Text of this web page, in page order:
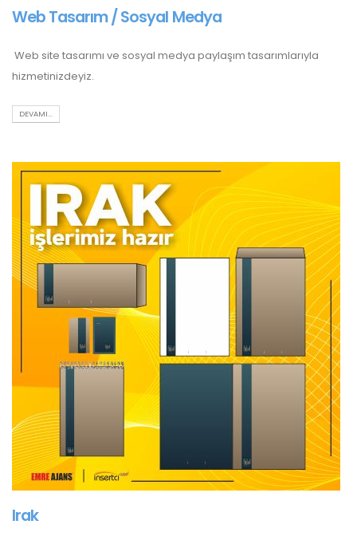
Web Tasarım / Sosyal Medya
Web site tasarımı ve sosyal medya paylaşım tasarımlarıyla
hizmetinizdeyiz.
DEVAMI...
Irak